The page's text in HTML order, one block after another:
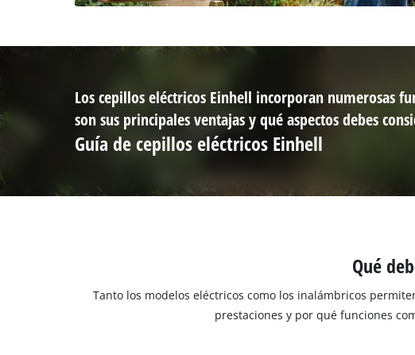
Los cepillos eléctricos Einhell incorporan numerosas
son sus principales ventajas y qué aspectos debes
Guía de cepillos eléctricos Einhell
Qué
Tanto los modelos eléctricos como los inalámbricos
prestaciones y por qué funciones